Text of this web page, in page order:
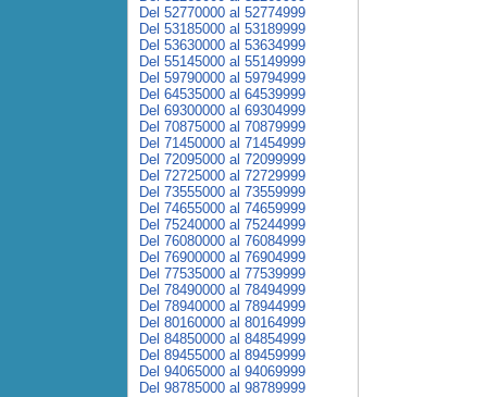
Del 52770000 al 52774999
Del 53185000 al 53189999
Del 53630000 al 53634999
Del 55145000 al 55149999
Del 59790000 al 59794999
Del 64535000 al 64539999
Del 69300000 al 69304999
Del 70875000 al 70879999
Del 71450000 al 71454999
Del 72095000 al 72099999
Del 72725000 al 72729999
Del 73555000 al 73559999
Del 74655000 al 74659999
Del 75240000 al 75244999
Del 76080000 al 76084999
Del 76900000 al 76904999
Del 77535000 al 77539999
Del 78490000 al 78494999
Del 78940000 al 78944999
Del 80160000 al 80164999
Del 84850000 al 84854999
Del 89455000 al 89459999
Del 94065000 al 94069999
Del 98785000 al 98789999